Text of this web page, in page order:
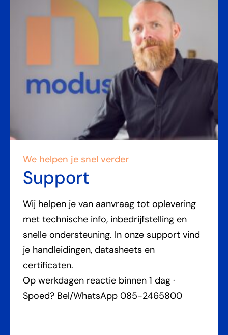
We helpen je snel verder
Support
Wij helpen je van aanvraag tot oplevering
met technische info, inbedrijfstelling en
snelle ondersteuning. In onze support vind
je handleidingen, datasheets en
certificaten.
Op werkdagen reactie binnen 1 dag ·
Spoed? Bel/WhatsApp 085-2465800